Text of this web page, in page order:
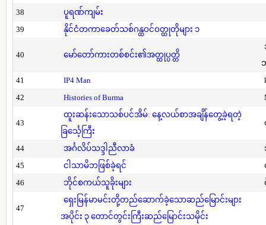
38
ပူရဏ်ကျမ်း
39
နိုင်ငံတကာခေတ်သစ်ဂန္ထဝင်ဝတ္ထုတိုများ ၁
40 မော်တော်ကားတစ်စင်း၏အတ္ထုပ္ပတ္တိ
41
IP4 Man
42
Histories of Burma
43
ထူးဆန်းသောသစ်ပင်အိမ်: နေ့လယ်စာအချိန်တွေ့ခဲ့ရတဲ့
ခြင်္သေ့ကြီး
44 အင်္ဂလိပ်သဒ္ဒါညီလာခံ
45
ငါသာမိဘဖြစ်ခဲ့ရင်
46
ဘိုင်စကယ်သူခိုးများ
47
ရှေးမြန်မာမင်းတို့တည်ဆောက်ခဲ့သောဆည်မြောင်းများ
အပိုင်း ၃ တောင်တွင်းကြီးဆည်မြောင်းသမိုင်း